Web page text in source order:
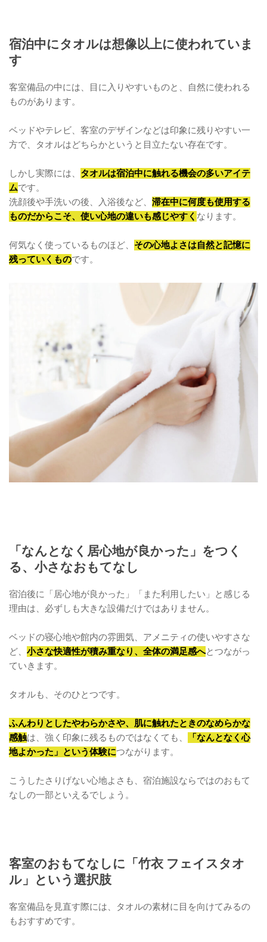
宿泊中にタオルは想像以上に使われていま
す
客室備品の中には、目に入りやすいものと、自然に使われる
ものがあります。
ベッドやテレビ、客室のデザインなどは印象に残りやすい一
方で、タオルはどちらかというと目立たない存在です。
しかし実際には、 タオルは宿泊中に触れる機会の多いアイテ
ムです。
洗顔後や手洗いの後、入浴後など、 滞在中に何度も使用する
ものだからこそ、使い心地の違いも感じやすく なります。
何気なく使っているものほど、 その心地よさは自然と記憶に
残っていくものです。
「なんとなく居心地が良かった」をつく
る、小さなおもてなし
宿泊後に「居心地が良かった」「また利用したい」と感じる
理由は、必ずしも大きな設備だけではありません。
ベッドの寝心地や館内の雰囲気、アメニティの使いやすさな
ど、 小さな快適性が積み重なり、全体の満足感へとつながっ
ていきます。
タオルも、そのひとつです。
ふんわりとしたやわらかさや、肌に触れたときのなめらかな
感触は、強く印象に残るものではなくても、
「なんとなく心
地よかった」という体験につながります。
こうしたさりげない心地よさも、宿泊施設ならではのおもて
なしの一部といえるでしょう。
客室のおもてなしに「竹衣 フェイスタオ
ル」という選択肢
客室備品を見直す際には、タオルの素材に目を向けてみるの
もおすすめです。